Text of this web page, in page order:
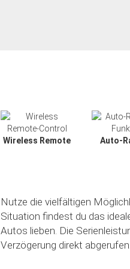
Wireless Remote Auto-
Nutze die vielfältigen
Situation findest du das
Autos lieben. Die
Verzögerung direkt abgerufen.